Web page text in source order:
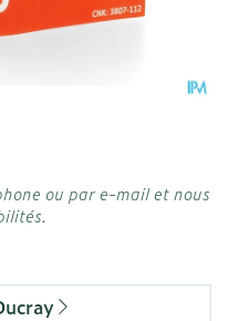
ou par e-mail et nous